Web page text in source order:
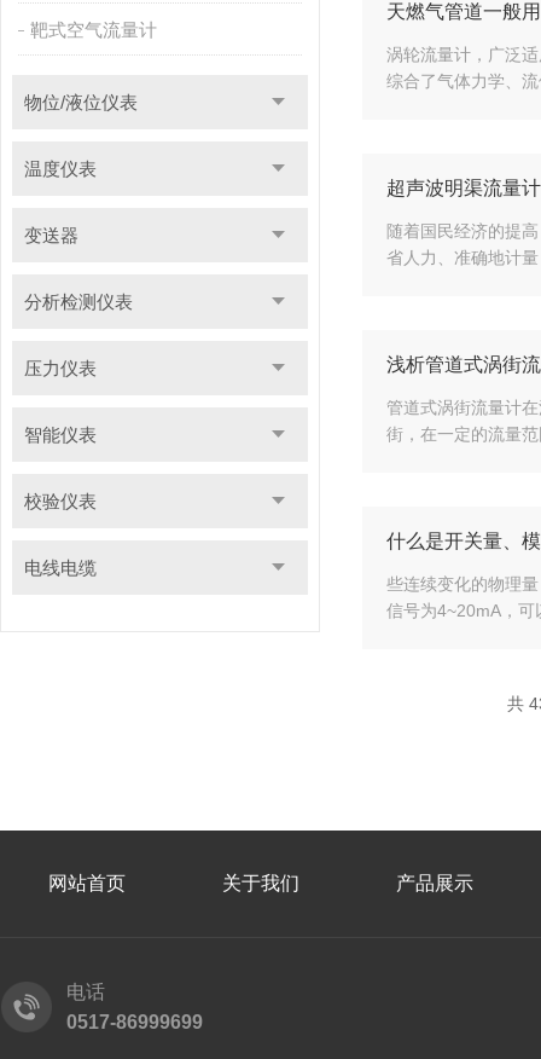
靶式空气流量计
物位/液位仪表
温度仪表
变送器
分析检测仪表
压力仪表
智能仪表
校验仪表
电线电缆
天燃气管道一般
涡轮流量计，广泛
综合了气体力学、
超声波明渠流量
随着国民经济的提
省人力、准确地计
浅析管道式涡街
管道式涡街流量计
街，在一定的流量
什么是开关量、
些连续变化的物理
信号为4~20mA，可
共
网站首页 关于我们 产品展示
电话
0517-86999699